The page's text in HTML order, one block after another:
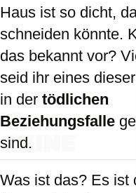
Haus ist so dicht,
schneiden könnte.
das bekannt vor?
seid ihr eines
in der tödlichen
Beziehungsfalle
sind.
Was ist das? Es ist